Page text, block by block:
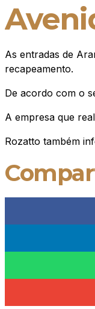
As entradas de
recapeamento.
De acordo com o
A empresa que
Rozatto também